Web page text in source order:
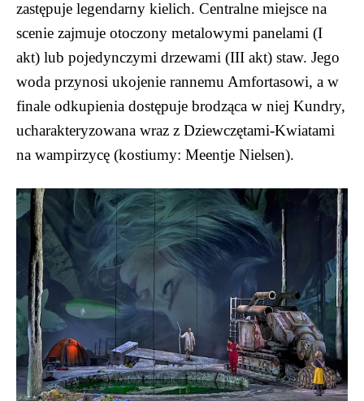
zastępuje legendarny kielich. Centralne miejsce na
scenie zajmuje otoczony metalowymi panelami (I
akt) lub pojedynczymi drzewami (III akt) staw. Jego
woda przynosi ukojenie rannemu Amfortasowi, a w
finale odkupienia dostępuje brodząca w niej Kundry,
ucharakteryzowana wraz z Dziewczętami-Kwiatami
na wampirzycę (kostiumy: Meentje Nielsen).